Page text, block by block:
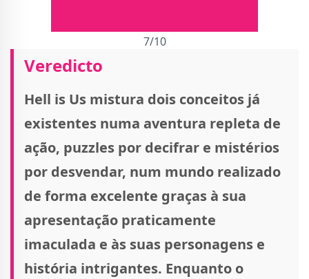
7/10
Veredicto
Hell is Us mistura dois conceitos já
existentes numa aventura repleta de
ação, puzzles por decifrar e mistérios
por desvendar, num mundo realizado
de forma excelente graças à sua
apresentação praticamente
imaculada e às suas personagens e
história intrigantes. Enquanto o